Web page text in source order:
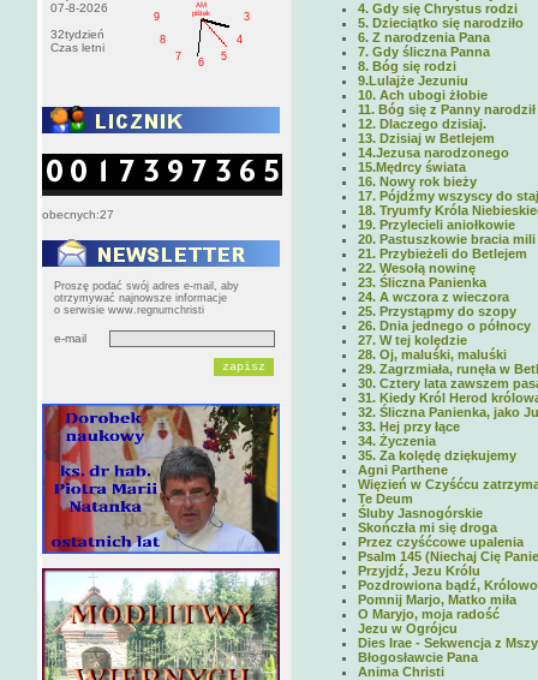
07-8-2026
32tydzień
Czas letni
3
4
5
6
7
8
9
AM
pištek
obecnych:27
Proszę podać swój adres e-mail, aby
otrzymywać najnowsze informacje
o serwisie www.regnumchristi
e-mail
4. Gdy się Chrystus rodzi
5. Dzieciątko się narodziło
6. Z narodzenia Pana
7. Gdy śliczna Panna
8. Bóg się rodzi
9.Lulajże Jezuniu
10. Ach ubogi żłobie
11. Bóg się z Panny narodził
12. Dlaczego dzisiaj.
13. Dzisiaj w Betlejem
14.Jezusa narodzonego
15.Mędrcy świata
16. Nowy rok bieży
17. Pójdźmy wszyscy do
18. Tryumfy Króla
19. Przylecieli aniołkowie
20. Pastuszkowie bracia mili
21. Przybieżeli do Betlejem
22. Wesołą nowinę
23. Śliczna Panienka
24. A wczora z wieczora
25. Przystąpmy do szopy
26. Dnia jednego o północy
27. W tej kolędzie
28. Oj, maluśki, maluśki
29. Zagrzmiała, runęła w
30. Cztery lata zawszem
31. Kiedy Król Herod
32. Śliczna Panienka, jako
33. Hej przy łące
34. Życzenia
35. Za kolędę dziękujemy
Agni Parthene
Więzień w Czyśćcu
Te Deum
Śluby Jasnogórskie
Skończła mi się droga
Przez czyśćcowe upalenia
Psalm 145 (Niechaj Cię
Przyjdź, Jezu Królu
Pozdrowiona bądź, Królowo
Pomnij Marjo, Matko miła
O Maryjo, moja radość
Jezu w Ogrójcu
Dies Irae - Sekwencja z
Błogosławcie Pana
Anima Christi